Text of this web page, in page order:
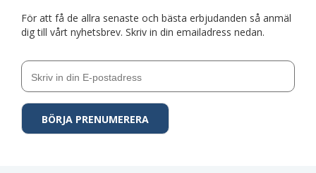
För att få de allra senaste och bästa erbjudanden så anmäl
dig till vårt nyhetsbrev. Skriv in din emailadress nedan.